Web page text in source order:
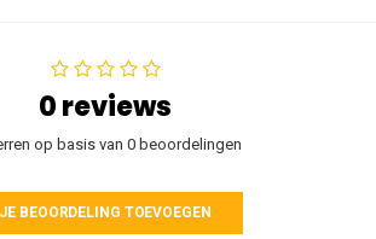
0 reviews
op basis van 0 beoordelingen
JE BEOORDELING TOEVOEGEN